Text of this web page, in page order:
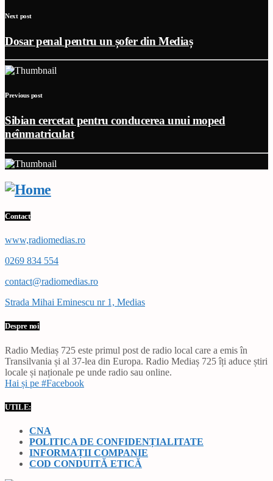
Next post
Dosar penal pentru un șofer din Mediaș
Previous post
Sibian cercetat pentru conducerea unui moped
neînmatriculat
Contact
www,radiomedias.ro
0269 834 554
contact@radiomedias.ro
Strada Mihai Eminescu nr 1, Medias
Despre noi
Radio Mediaș 725 este primul post de radio local care a emis în
Transilvania și al 37-lea din Europa. Radio Mediaș 725 îți aduce știri
locale și naționale pe unde radio sau online.
Hai și pe #Facebook
UTILE:
CNA
POLITICA DE CONFIDENȚIALITATE
INFORMAȚII COMPANIE
COD CONDUITĂ ETICĂ